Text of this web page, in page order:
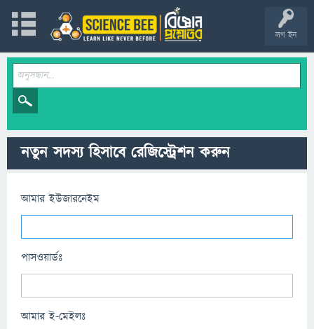
লগ ইন
নতুন সদস্য হিসাবে রেজিস্ট্রেশন করুন
আমার ইউজারনেইম
পাসওয়ার্ডঃ
আমার ই-মেইলঃ